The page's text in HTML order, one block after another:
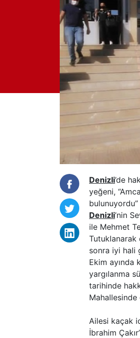
Denizli’de
yeğeni,
Denizli’nin
ile Mehmet
Tutuklanarak
sonra iyi hali
Ekim ayında
yargılanma
tarihinde
Mahallesinde
Ailesi kaçak
İbrahim